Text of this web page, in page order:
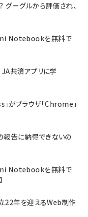
グーグルから評価され、
Notebookを無料で
共済アプリに学
がブラウザ「Chrome」
報告に納得できないの
Notebookを無料で
22年を迎えるWeb制作